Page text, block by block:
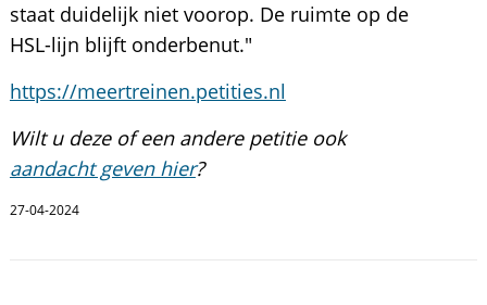
staat duidelijk niet voorop. De ruimte op de
HSL-lijn blijft onderbenut."
https://meertreinen.petities.nl
Wilt u deze of een andere petitie ook
aandacht geven hier?
27-04-2024